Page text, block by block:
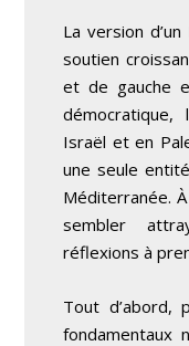
La version
soutien
et de gauche
Israël et en
une seule
Méditerranée.
sembler
réflexions à
Tout d’abord,
fondamentaux